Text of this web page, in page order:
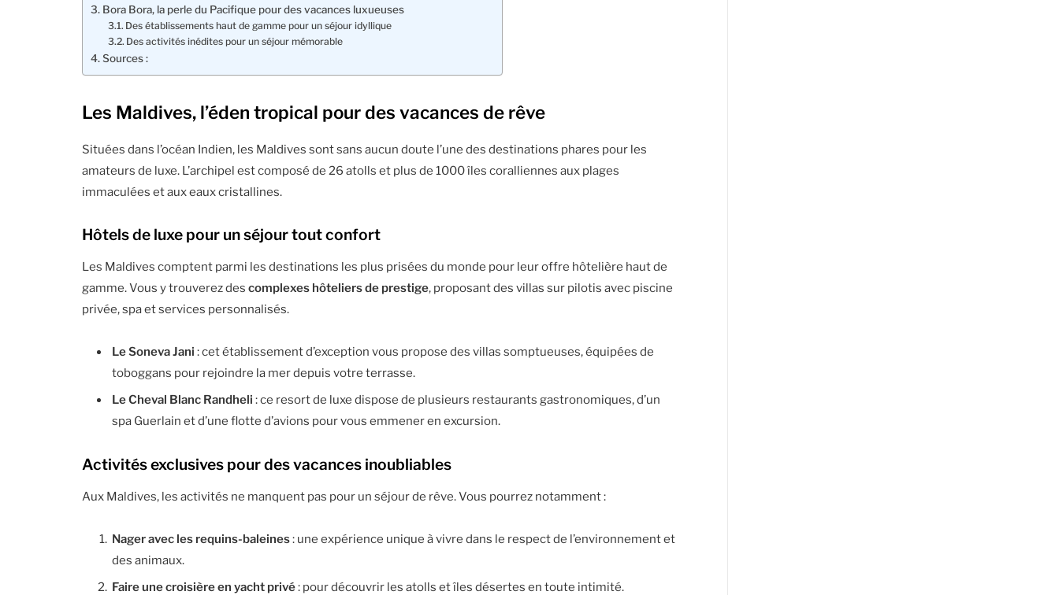
Bora Bora, la perle du Pacifique pour des vacances luxueuses
Des établissements haut de gamme pour un séjour idyllique
Des activités inédites pour un séjour mémorable
Sources :
Les Maldives, l’éden tropical pour des vacances de rêve
Situées dans l’océan Indien, les Maldives sont sans aucun doute l’une des destinations phares pour les
amateurs de luxe. L’archipel est composé de 26 atolls et plus de 1000 îles coralliennes aux plages
immaculées et aux eaux cristallines.
Hôtels de luxe pour un séjour tout confort
Les Maldives comptent parmi les destinations les plus prisées du monde pour leur offre hôtelière haut de
gamme. Vous y trouverez descomplexes hôteliers de prestige, proposant des villas sur pilotis avec piscine
privée, spa et services personnalisés.
Le Soneva Jani : cet établissement d’exception vous propose des villas somptueuses, équipées de
toboggans pour rejoindre la mer depuis votre terrasse.
Le Cheval Blanc Randheli : ce resort de luxe dispose de plusieurs restaurants gastronomiques, d’un
spa Guerlain et d’une flotte d’avions pour vous emmener en excursion.
Activités exclusives pour des vacances inoubliables
Aux Maldives, les activités ne manquent pas pour un séjour de rêve. Vous pourrez notamment :
Nager avec les requins-baleines: une expérience unique à vivre dans le respect de l’environnement et
des animaux.
Faire une croisière en yacht privé: pour découvrir les atolls et îles désertes en toute intimité.